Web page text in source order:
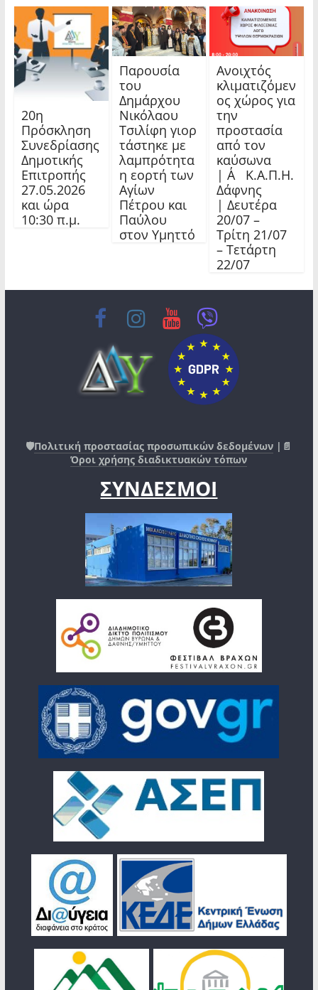
20η
Πρόσκληση
Συνεδρίασης
Δημοτικής
Επιτροπής
27.05.2026
και ώρα
10:30 π.μ.
Παρουσία
του
Δημάρχου
Νικόλαου
Τσιλίφη γιορ
τάστηκε με
λαμπρότητα
η εορτή των
Αγίων
Πέτρου και
Παύλου
στον Υμηττό
Ανοιχτός
κλιματιζόμεν
ος χώρος για
την
προστασία
από τον
καύσωνα
| Α΄ Κ.Α.Π.Η.
Δάφνης
| Δευτέρα
20/07 –
Τρίτη 21/07
– Τετάρτη
22/07
🛡️Πολιτική προστασίας προσωπικών δεδομένων |📄
Όροι χρήσης διαδικτυακών τόπων
ΣΥΝΔΕΣΜΟΙ